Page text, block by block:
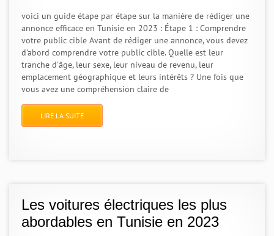
voici un guide étape par étape sur la manière de rédiger une
annonce efficace en Tunisie en 2023 : Étape 1 : Comprendre
votre public cible Avant de rédiger une annonce, vous devez
d'abord comprendre votre public cible. Quelle est leur
tranche d'âge, leur sexe, leur niveau de revenu, leur
emplacement géographique et leurs intérêts ? Une fois que
vous avez une compréhension claire de
LIRE LA SUITE
Les voitures électriques les plus
abordables en Tunisie en 2023